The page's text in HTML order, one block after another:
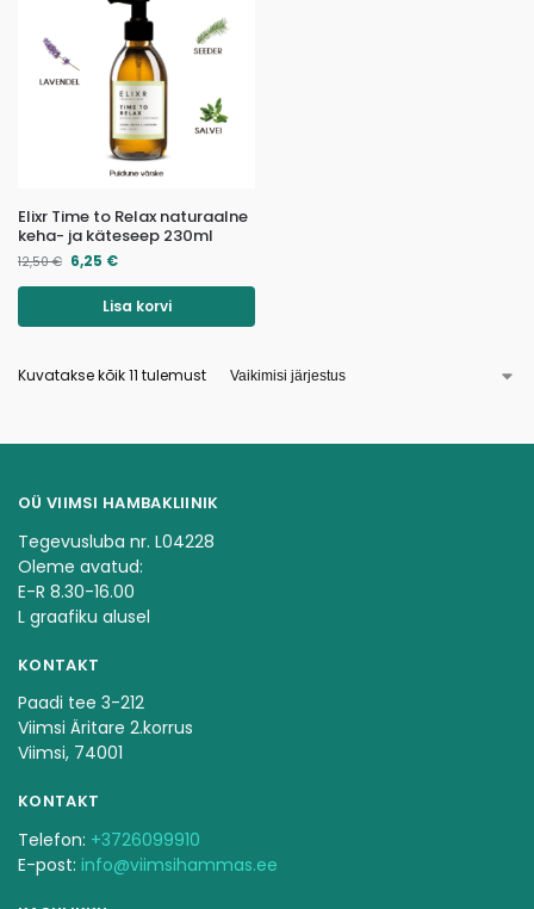
Elixr Time to Relax naturaalne
keha- ja käteseep 230ml
12,50€ 6,25 €
Lisa korvi
Kuvatakse kõik 11 tulemust
OÜ VIIMSI HAMBAKLIINIK
Tegevusluba nr. L04228
Oleme avatud:
E-R 8.30-16.00
L graafiku alusel
KONTAKT
Paadi tee 3-212
Viimsi Äritare 2.korrus
Viimsi, 74001
KONTAKT
Telefon: +3726099910
E-post: info@viimsihammas.ee